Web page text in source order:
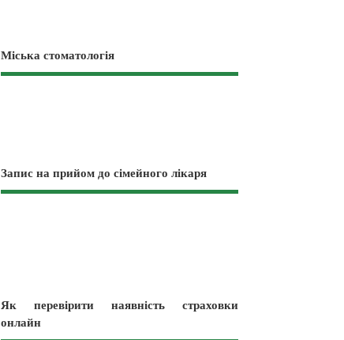
Міська стоматологія
Запис на прийом до сімейного лікаря
Як перевірити наявність страховки
онлайн